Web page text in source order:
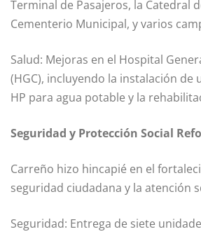
Terminal de Pasajeros, la Catedral
Cementerio Municipal, y varios
Salud: Mejoras en el Hospital
(HGC), incluyendo la instalación de
HP para agua potable y la
Seguridad y Protección Social
Carreño hizo hincapié en el
seguridad ciudadana y la atención
Seguridad: Entrega de siete